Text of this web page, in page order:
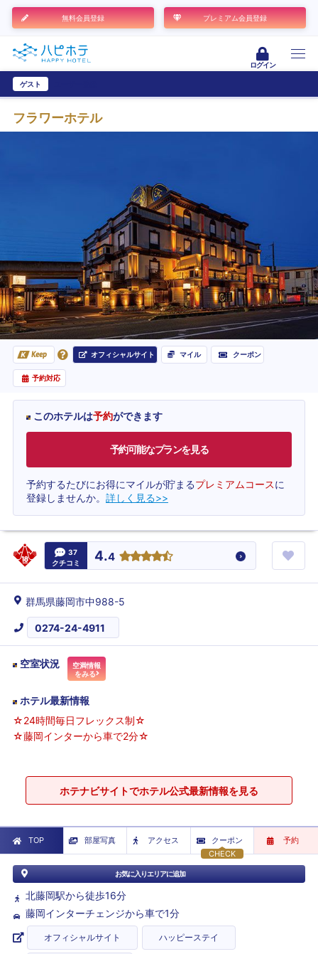
無料会員登録 プレミアム会員登録
ログイン
ゲスト
フラワーホテル
Keep オフィシャルサイト マイル クーポン
予約対応
このホテルは予約ができます
予約可能なプランを見る
予約するたびにお得にマイルが貯まるプレミアムコースに
登録しませんか。 詳しく見る>>
37
クチコミ
4.4
群馬県藤岡市中988-5
0274-24-4911
空室状況
空満情報
をみる
ホテル最新情報
☆24時間毎日フレックス制☆
☆藤岡インターから車で2分☆
ホテナビサイトでホテル公式最新情報を見る
TOP 部屋写真
アクセス
CHECK
クーポン 予約
お気に入りエリアに追加
北藤岡駅から徒歩16分
藤岡インターチェンジから車で1分
オフィシャルサイト ハッピーステイ